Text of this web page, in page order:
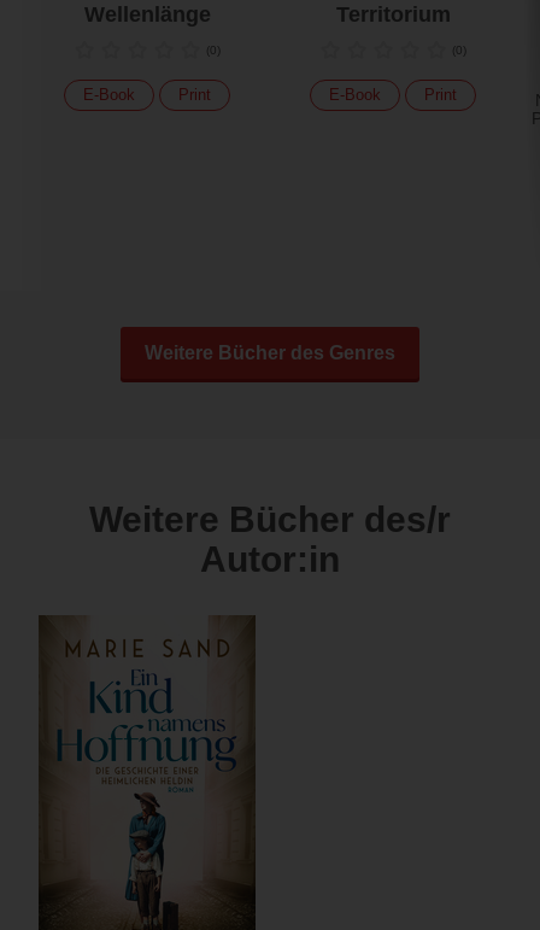
Wellenlänge
(0)
E-Book Print
Territorium
(0)
E-Book Print
Weitere Bücher des Genres
Weitere Bücher des/r
Autor:in